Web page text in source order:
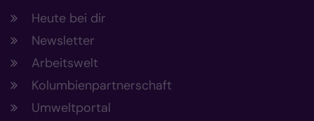
Heute bei dir
Newsletter
Arbeitswelt
Kolumbienpartnerschaft
Umweltportal